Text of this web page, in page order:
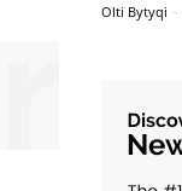
Olti Bytyqi -